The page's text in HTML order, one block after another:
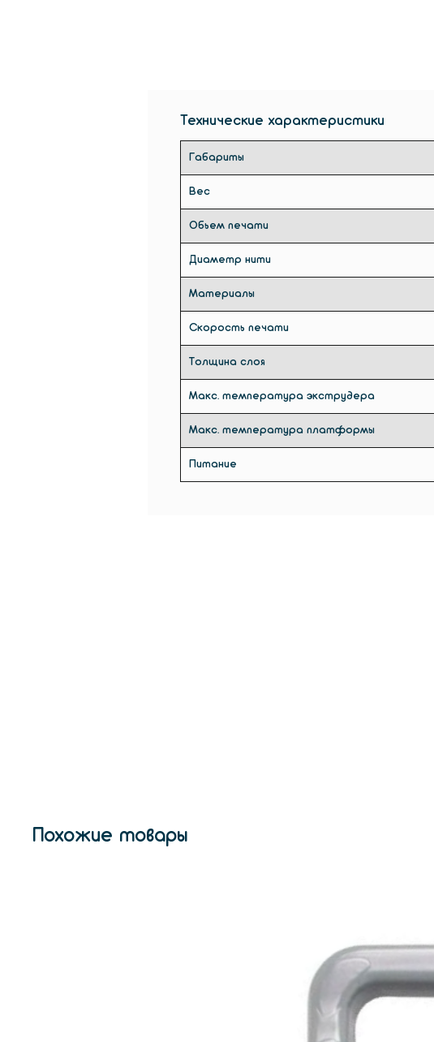
Технические характеристики
Габариты
Вес
Обьем печати
Диаметр нити
Материалы
Скорость печати
Толщина слоя
Макс. температура экструдера
Макс. температура платформы
Питание
Похожие товары